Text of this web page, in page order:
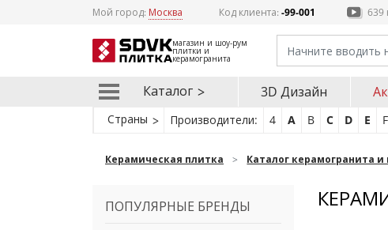
Мой город: Москва Код клиента:-99-001 639
магазин и шоу-рум
плитки и
керамогранита
Каталог 3D Дизайн
Страны Производители: 4 A B C D E F
Керамическая плитка Каталог керамогранита и
ПОПУЛЯРНЫЕ БРЕНДЫ